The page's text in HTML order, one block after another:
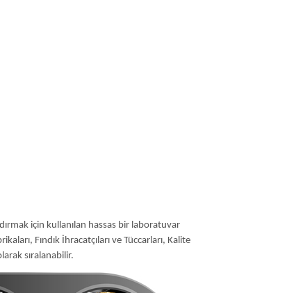
için kullanılan hassas bir laboratuvar
Fındık İhracatçıları ve Tüccarları, Kalite
sıralanabilir.